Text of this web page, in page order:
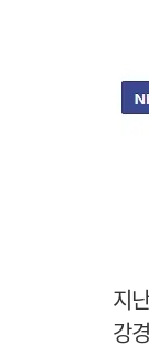
지
강